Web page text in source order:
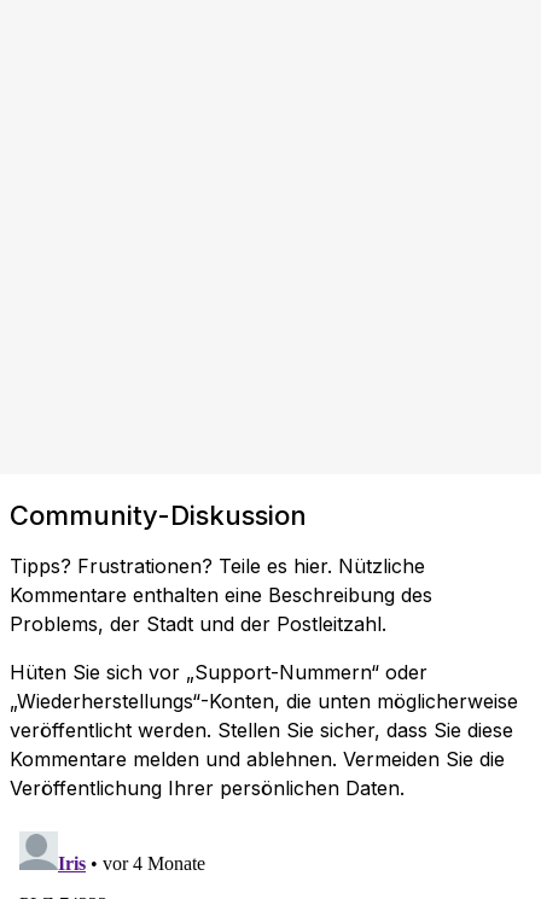
Community-Diskussion
Tipps? Frustrationen? Teile es hier. Nützliche
Kommentare enthalten eine Beschreibung des
Problems, der Stadt und der Postleitzahl.
Hüten Sie sich vor „Support-Nummern“ oder
„Wiederherstellungs“-Konten, die unten möglicherweise
veröffentlicht werden. Stellen Sie sicher, dass Sie diese
Kommentare melden und ablehnen. Vermeiden Sie die
Veröffentlichung Ihrer persönlichen Daten.